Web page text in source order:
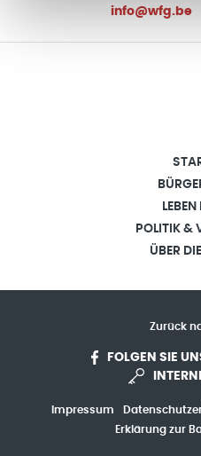
info@wfg.be
POLITIK &
ÜBER
Zurück
FOLGEN SIE
Impressum
Erklärung zur